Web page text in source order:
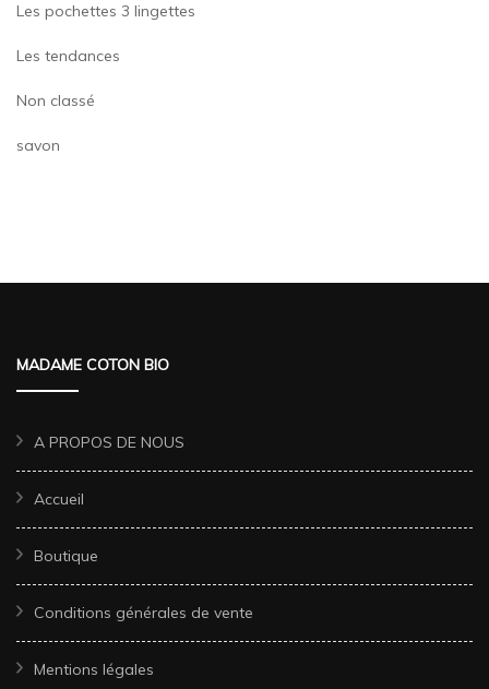
Les pochettes 3 lingettes
Les tendances
Non classé
savon
MADAME COTON BIO
A PROPOS DE NOUS
Accueil
Boutique
Conditions générales de vente
Mentions légales